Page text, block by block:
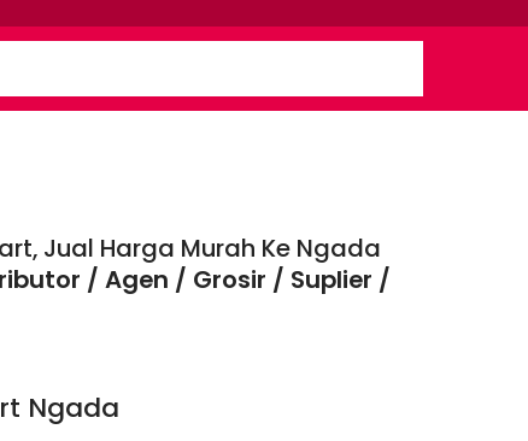
Jual Harga Murah Ke Ngada
/ Agen / Grosir / Suplier /
Ngada